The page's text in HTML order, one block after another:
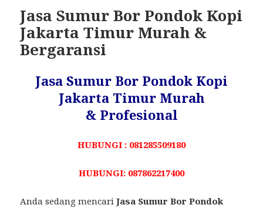
Jasa Sumur Bor Pondok Kopi
Jakarta Timur Murah &
Bergaransi
Jasa Sumur Bor Pondok Kopi
Jakarta Timur Murah
& Profesional
HUBUNGI : 081285509180
HUBUNGI: 087862217400
Anda sedang mencariJasa Sumur Bor Pondok